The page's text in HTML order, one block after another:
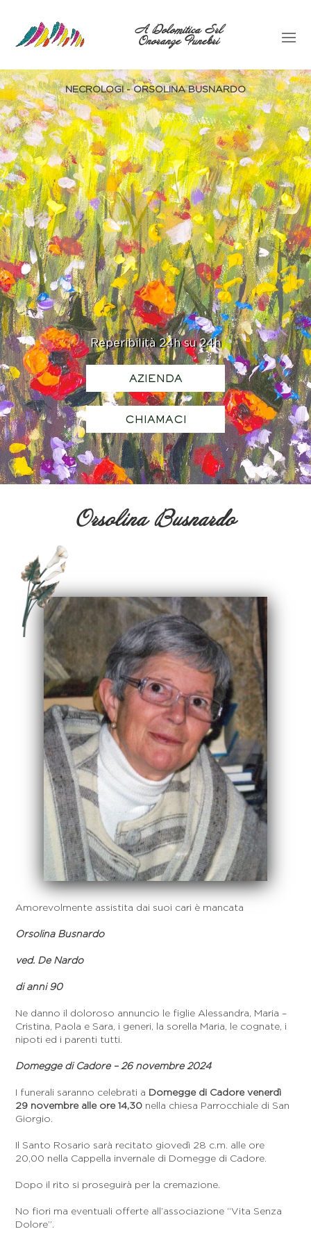
A Dolomitica Srl
Onoranze Funebri
Reperibilità 24h su 24h
AZIENDA
CHIAMACI
NECROLOGI - ORSOLINA BUSNARDO
Orsolina Busnardo
Amorevolmente assistita dai suoi cari è mancata
Orsolina Busnardo
ved. De Nardo
di anni 90
Ne danno il doloroso annuncio le figlie Alessandra, Maria –
Cristina, Paola e Sara, i generi, la sorella Maria, le cognate, i
nipoti ed i parenti tutti.
Domegge di Cadore – 26 novembre 2024
I funerali saranno celebrati a Domegge di Cadore venerdì
29 novembre alle ore 14,30 nella chiesa Parrocchiale di San
Giorgio.
Il Santo Rosario sarà recitato giovedì 28 c.m. alle ore
20,00 nella Cappella invernale di Domegge di Cadore.
Dopo il rito si proseguirà per la cremazione.
No fiori ma eventuali offerte all’associazione “Vita Senza
Dolore”.